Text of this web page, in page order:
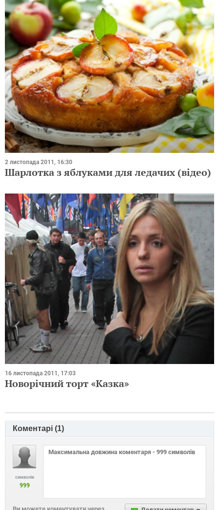
2 листопада 2011, 16:30
Шарлотка з яблуками для ледачих (відео)
16 листопада 2011, 17:03
Новорічний торт «Казка»
Коментарі (1)
символів
999